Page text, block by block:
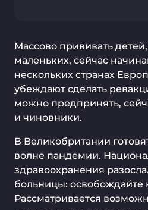
Массово прививать
маленьких, сейчас
нескольких странах
убеждают сделать
можно предпринять,
и чиновники.
В Великобритании
волне пандемии.
здравоохранения
больницы: освобождайте
Рассматривается